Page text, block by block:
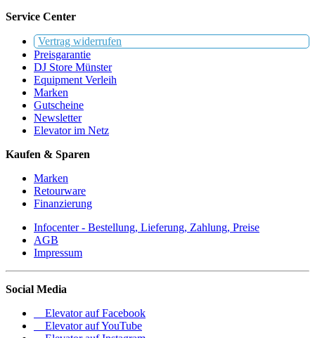
Service Center
Vertrag widerrufen
Preisgarantie
DJ Store Münster
Equipment Verleih
Marken
Gutscheine
Newsletter
Elevator im Netz
Kaufen & Sparen
Marken
Retourware
Finanzierung
Infocenter - Bestellung, Lieferung, Zahlung, Preise
AGB
Impressum
Social Media
Elevator auf Facebook
Elevator auf YouTube